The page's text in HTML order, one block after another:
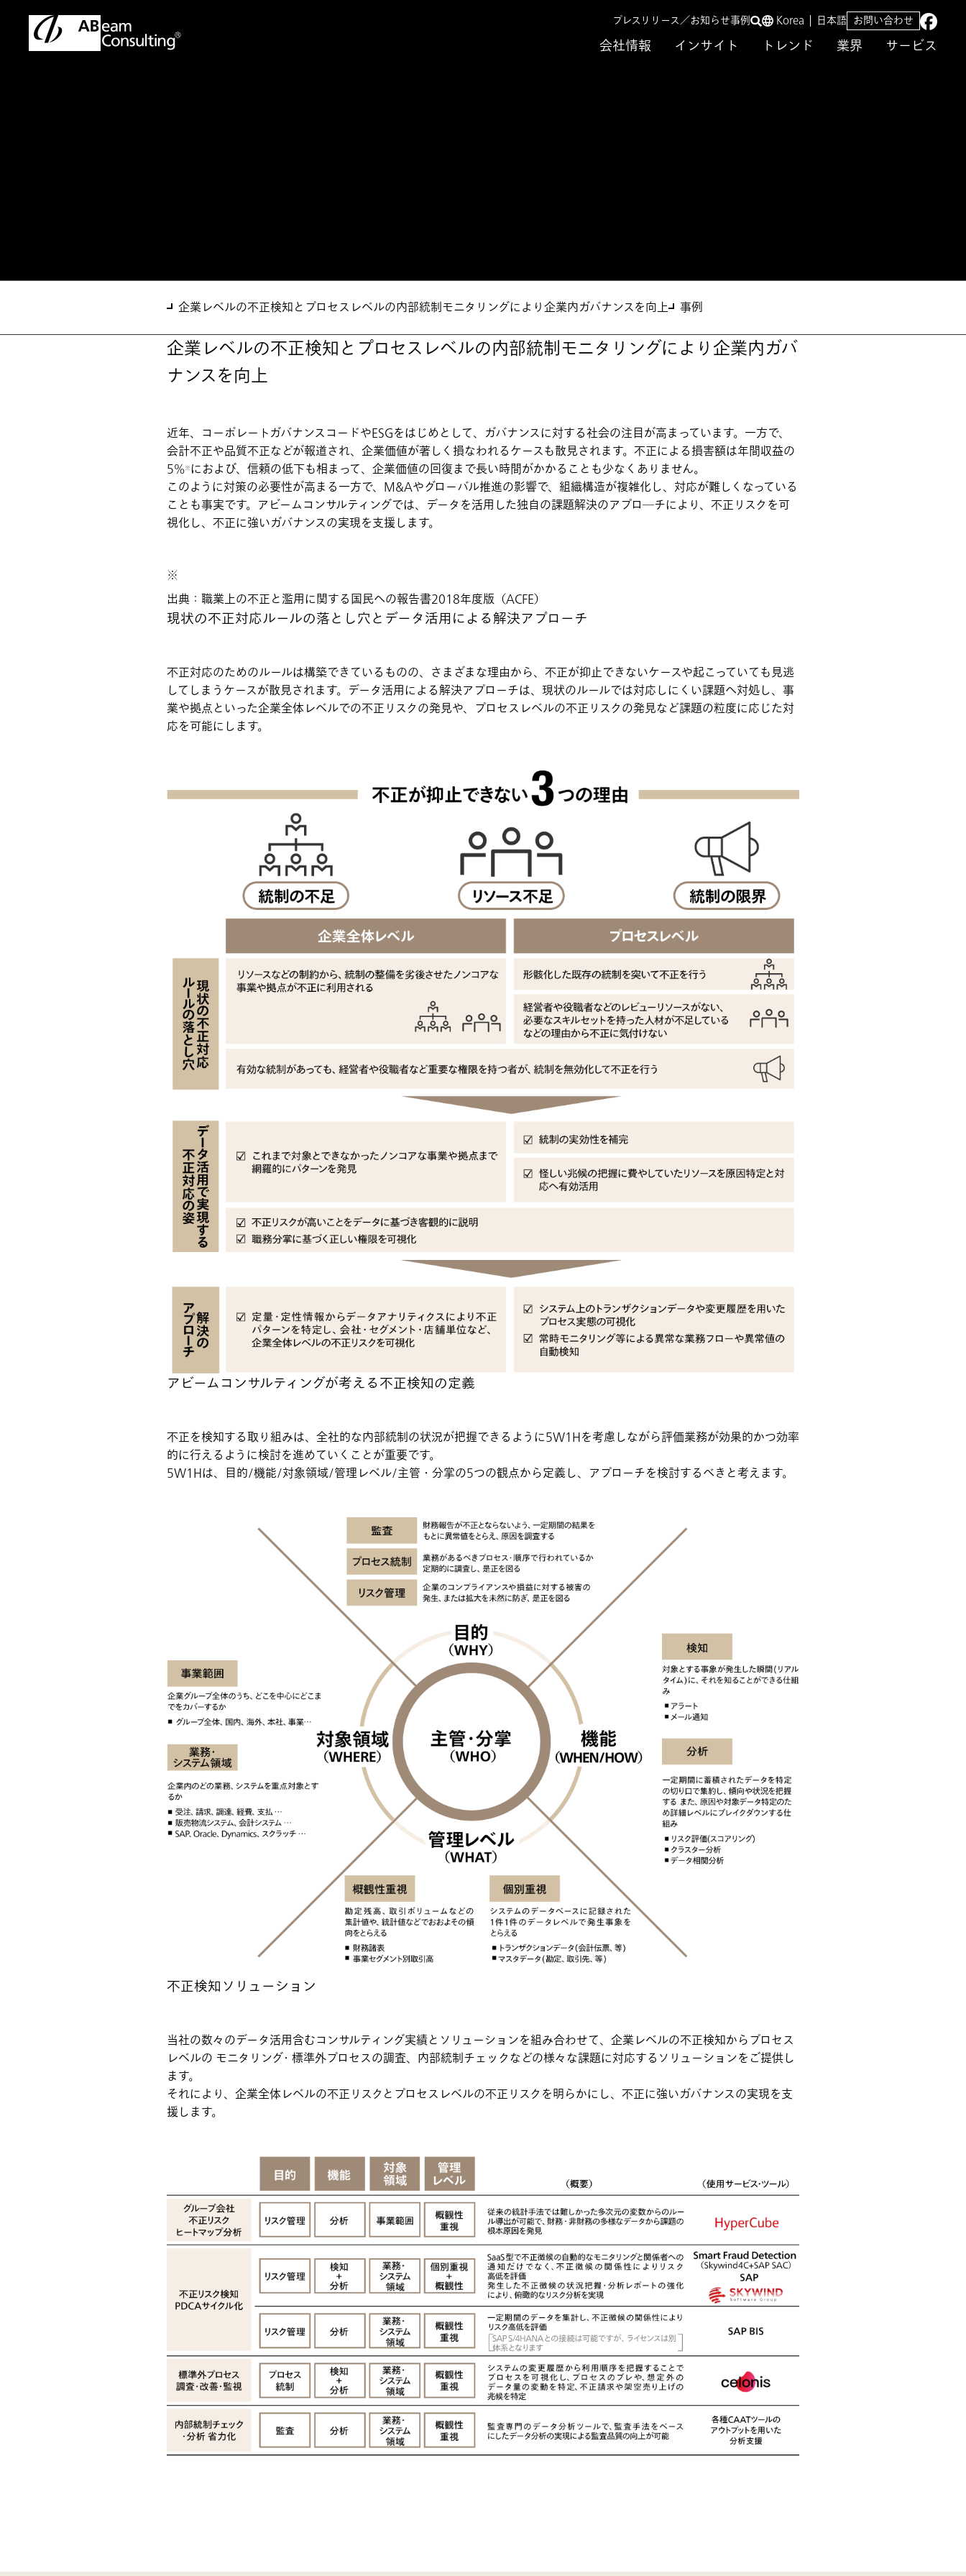
会社情報 インサイト トレンド 業界 サービス
プレスリリース／お知らせ事例 Korea 日本語 お問い合わせ
企業レベルの不正検知とプロセスレベルの内部統制モニタリングにより企業内ガバナンスを向上 事例
企業レベルの不正検知とプロセスレベルの内部統制モニタリングにより企業内ガバ
ナンスを向上
近年、コーポレートガバナンスコードやESGをはじめとして、ガバナンスに対する社会の注目が高まっています。一方で、
会計不正や品質不正などが報道され、企業価値が著しく損なわれるケースも散見されます。不正による損害額は年間収益の
5%※におよび、信頼の低下も相まって、企業価値の回復まで長い時間がかかることも少なくありません。
このように対策の必要性が高まる一方で、M&Aやグローバル推進の影響で、組織構造が複雑化し、対応が難しくなっている
ことも事実です。アビームコンサルティングでは、データを活用した独自の課題解決のアプロ―チにより、不正リスクを可
視化し、不正に強いガバナンスの実現を支援します。
※
出典：職業上の不正と濫用に関する国民への報告書2018年度版（ACFE）
現状の不正対応ルールの落とし穴とデータ活用による解決アプローチ
不正対応のためのルールは構築できているものの、さまざまな理由から、不正が抑止できないケースや起こっていても見逃
してしまうケースが散見されます。データ活用による解決アプローチは、現状のルールでは対応しにくい課題へ対処し、事
業や拠点といった企業全体レベルでの不正リスクの発見や、プロセスレベルの不正リスクの発見など課題の粒度に応じた対
応を可能にします。
アビームコンサルティングが考える不正検知の定義
不正を検知する取り組みは、全社的な内部統制の状況が把握できるように5W1Hを考慮しながら評価業務が効果的かつ効率
的に行えるように検討を進めていくことが重要です。
5W1Hは、目的/機能/対象領域/管理レベル/主管・分掌の5つの観点から定義し、アプローチを検討するべきと考えます。
不正検知ソリューション
当社の数々のデータ活用含むコンサルティング実績とソリューションを組み合わせて、企業レベルの不正検知からプロセス
レベルの モニタリング・標準外プロセスの調査、内部統制チェックなどの様々な課題に対応するソリューションをご提供し
ます。
それにより、企業全体レベルの不正リスクとプロセスレベルの不正リスクを明らかにし、不正に強いガバナンスの実現を支
援します。